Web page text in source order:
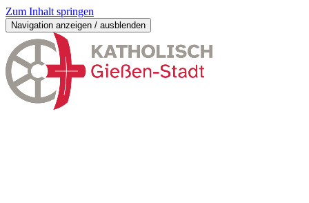
Zum Inhalt springen
Navigation anzeigen / ausblenden